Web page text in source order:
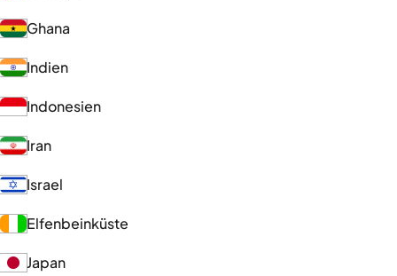
Ghana
Indien
Indonesien
Iran
Israel
Elfenbeinküste
Japan